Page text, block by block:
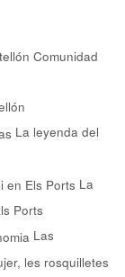
La leyenda del
La
Ports
Las
les rosquilletes